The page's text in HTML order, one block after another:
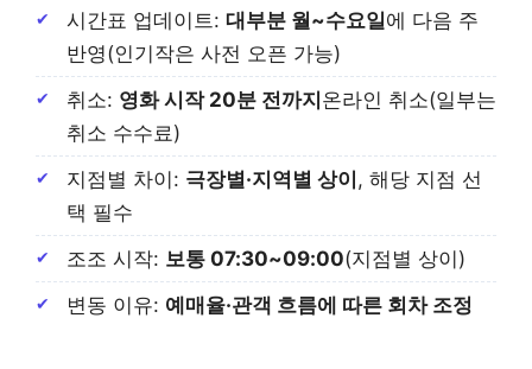
시간표 업데이트: 대부분 월~수요일에 다음 주
반영(인기작은 사전 오픈 가능)
취소: 영화 시작 20분 전까지온라인 취소(일부는
취소 수수료)
지점별 차이: 극장별·지역별 상이, 해당 지점 선
택 필수
조조 시작: 보통 07:30~09:00(지점별 상이)
변동 이유: 예매율·관객 흐름에 따른 회차 조정